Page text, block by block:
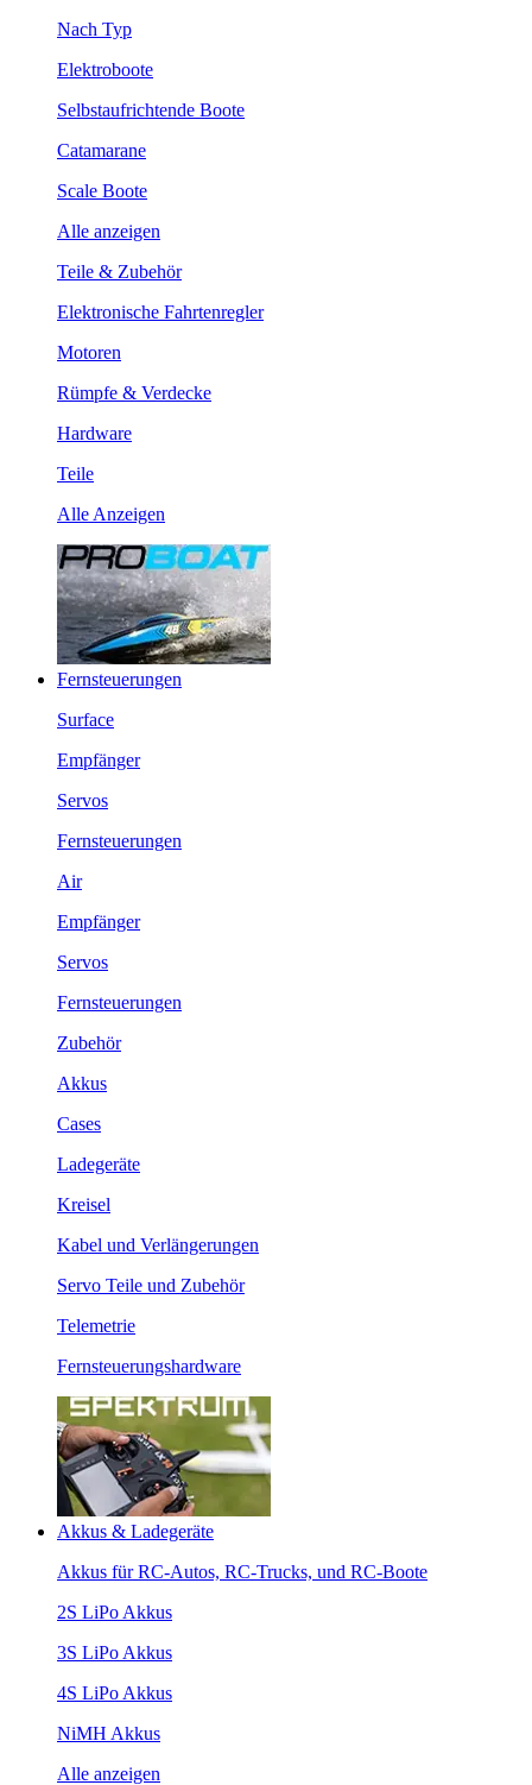
Nach Typ
Elektroboote
Selbstaufrichtende Boote
Catamarane
Scale Boote
Alle anzeigen
Teile & Zubehör
Elektronische Fahrtenregler
Motoren
Rümpfe & Verdecke
Hardware
Teile
Alle Anzeigen
Fernsteuerungen
Surface
Empfänger
Servos
Fernsteuerungen
Air
Empfänger
Servos
Fernsteuerungen
Zubehör
Akkus
Cases
Ladegeräte
Kreisel
Kabel und Verlängerungen
Servo Teile und Zubehör
Telemetrie
Fernsteuerungshardware
Akkus & Ladegeräte
Akkus für RC-Autos, RC-Trucks, und RC-Boote
2S LiPo Akkus
3S LiPo Akkus
4S LiPo Akkus
NiMH Akkus
Alle anzeigen